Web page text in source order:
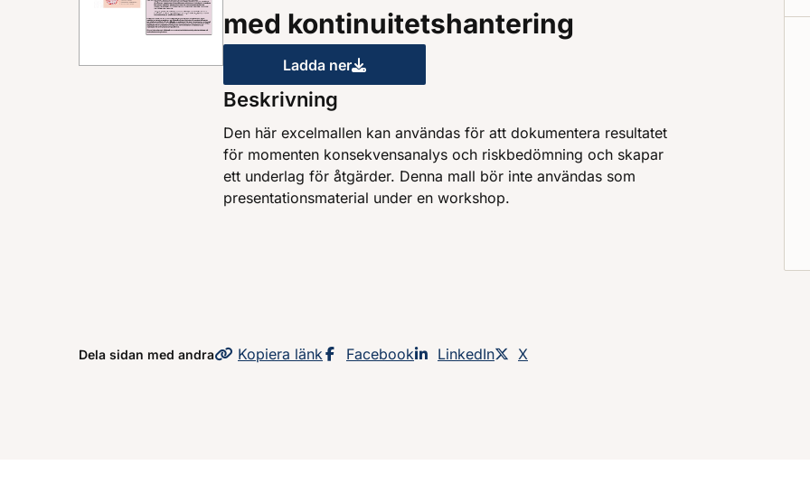
med kontinuitetshantering
Ladda ner
Dokumentationsmall för arbete med kontinuitetshantering
Beskrivning
Den här excelmallen kan användas för att dokumentera resultatet
för momenten konsekvensanalys och riskbedömning och skapar
ett underlag för åtgärder. Denna mall bör inte användas som
presentationsmaterial under en workshop.
Dela sidan med andra Kopiera sidans
länk Dela sidan på
Facebook Dela sidan på
LinkedIn Dela sidan på
X